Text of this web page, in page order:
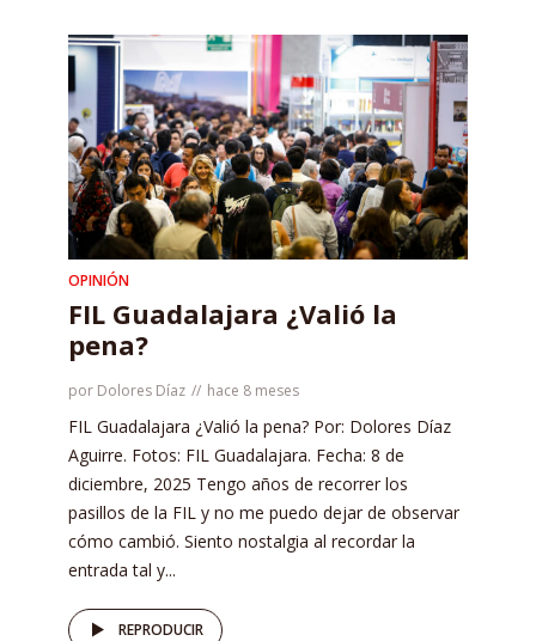
OPINIÓN
FIL Guadalajara ¿Valió la
pena?
por Dolores Díaz hace 8 meses
FIL Guadalajara ¿Valió la pena? Por: Dolores Díaz
Aguirre. Fotos: FIL Guadalajara. Fecha: 8 de
diciembre, 2025 Tengo años de recorrer los
pasillos de la FIL y no me puedo dejar de observar
cómo cambió. Siento nostalgia al recordar la
entrada tal y...
REPRODUCIR